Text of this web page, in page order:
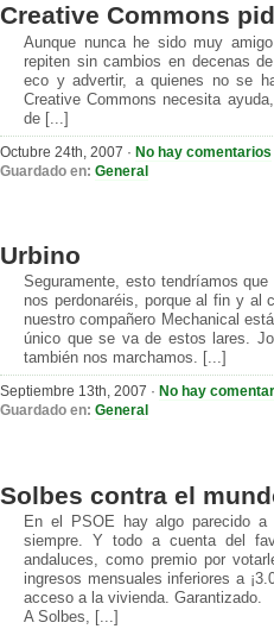
Creative Commons
Aunque nunca he sido muy
repiten sin cambios en decenas
eco y advertir, a quienes no se
Creative Commons necesita
de [...]
Octubre 24th, 2007 · No hay comentarios
Guardado en: General
Urbino
Seguramente, esto tendríamos
nos perdonaréis, porque al fin y al
nuestro compañero Mechanical
único que se va de estos lares.
también nos marchamos. [...]
Septiembre 13th, 2007 · No hay
Guardado en: General
Solbes contra el
En el PSOE hay algo parecido
siempre. Y todo a cuenta del
andaluces, como premio por
ingresos mensuales inferiores a
acceso a la vivienda. Garantizado.
A Solbes, [...]